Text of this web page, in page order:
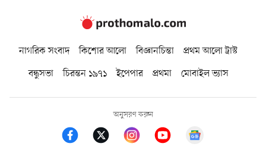
নাগরিক সংবাদ কিশোর আলো বিজ্ঞানচিন্তা
প্রথম আলো ট্রাস্ট
বন্ধুসভা
চিরন্তন ১৯৭১ ইপেপার প্রথমা মোবাইল ভ্যাস
অনুসরণ করুন